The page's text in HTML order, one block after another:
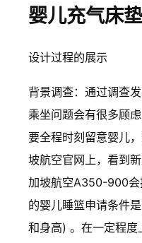
婴儿充气床垫
设计过程的展示
背景调查：通过调查
乘坐问题会有很多顾
要全程时刻留意婴儿
坡航空官网上，看到
加坡航空A350-900会
的婴儿睡篮申请条件
和身高) 。在一定程度